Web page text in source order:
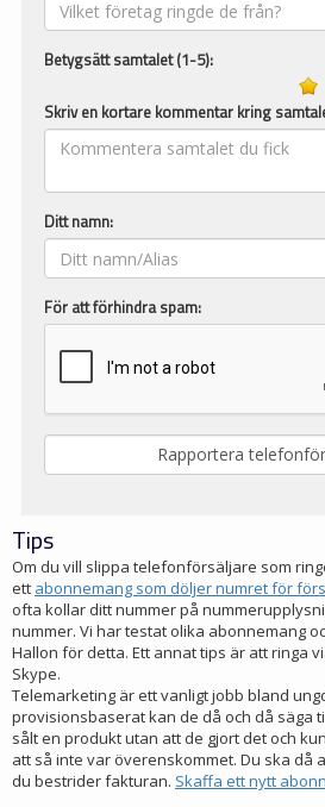
Betygsätt samtalet (1-5):
Skriv en kortare kommentar kring
Ditt namn:
För att förhindra spam:
Tips
Om du vill slippa telefonförsäljare som
ett abonnemang som döljer numret för
ofta kollar ditt nummer på
nummer. Vi har testat olika abonnemang
Hallon för detta. Ett annat tips är att ringa
Skype.
Telemarketing är ett vanligt jobb bland
provisionsbaserat kan de då och då säga
sålt en produkt utan att de gjort det och
att så inte var överenskommet. Du ska då
du bestrider fakturan. Skaffa ett nytt